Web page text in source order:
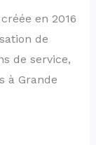
en 2016
de
de service,
à Grande